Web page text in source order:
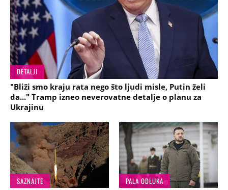
DETALJI
"Bliži smo kraju rata nego što ljudi misle, Putin želi
da..." Tramp izneo neverovatne detalje o planu za
Ukrajinu
SAZNAJTE
PALA ODLUKA